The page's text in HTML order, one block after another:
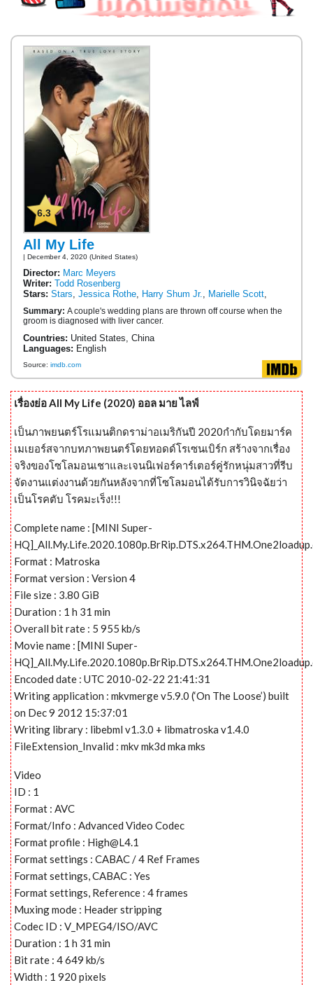
6.3
All My Life
| December 4, 2020 (United States)
Director: Marc Meyers
Writer: Todd Rosenberg
Stars: Stars, Jessica Rothe, Harry Shum Jr., Marielle Scott,
Summary: A couple's wedding plans are thrown off course when the
groom is diagnosed with liver cancer.
Countries: United States, China
Languages: English
Source: imdb.com
เรื่องย่อ All My Life (2020) ออล มาย ไลฟ์
เป็นภาพยนตร์โรแมนติกดราม่าอเมริกันปี 2020กำกับโดยมาร์ค
เมเยอร์สจากบทภาพยนตร์โดยทอดด์โรเซนเบิร์ก สร้างจากเรื่อง
จริงของโซโลมอนเชาและเจนนิเฟอร์คาร์เตอร์คู่รักหนุ่มสาวที่รีบ
จัดงานแต่งงานด้วยกันหลังจากที่โซโลมอนได้รับการวินิจฉัยว่า
เป็นโรคตับ โรคมะเร็ง!!!
Complete name : [MINI Super-
Format : Matroska
Format version : Version 4
File size : 3.80 GiB
Duration : 1 h 31 min
Overall bit rate : 5 955 kb/s
Movie name : [MINI Super-
Encoded date : UTC 2010-02-22 21:41:31
Writing application : mkvmerge v5.9.0 (‘On The Loose’) built
on Dec 9 2012 15:37:01
Writing library : libebml v1.3.0 + libmatroska v1.4.0
FileExtension_Invalid : mkv mk3d mka mks
Video
ID : 1
Format : AVC
Format/Info : Advanced Video Codec
Format profile : High@L4.1
Format settings : CABAC / 4 Ref Frames
Format settings, CABAC : Yes
Format settings, Reference : 4 frames
Muxing mode : Header stripping
Codec ID : V_MPEG4/ISO/AVC
Duration : 1 h 31 min
Bit rate : 4 649 kb/s
Width : 1 920 pixels